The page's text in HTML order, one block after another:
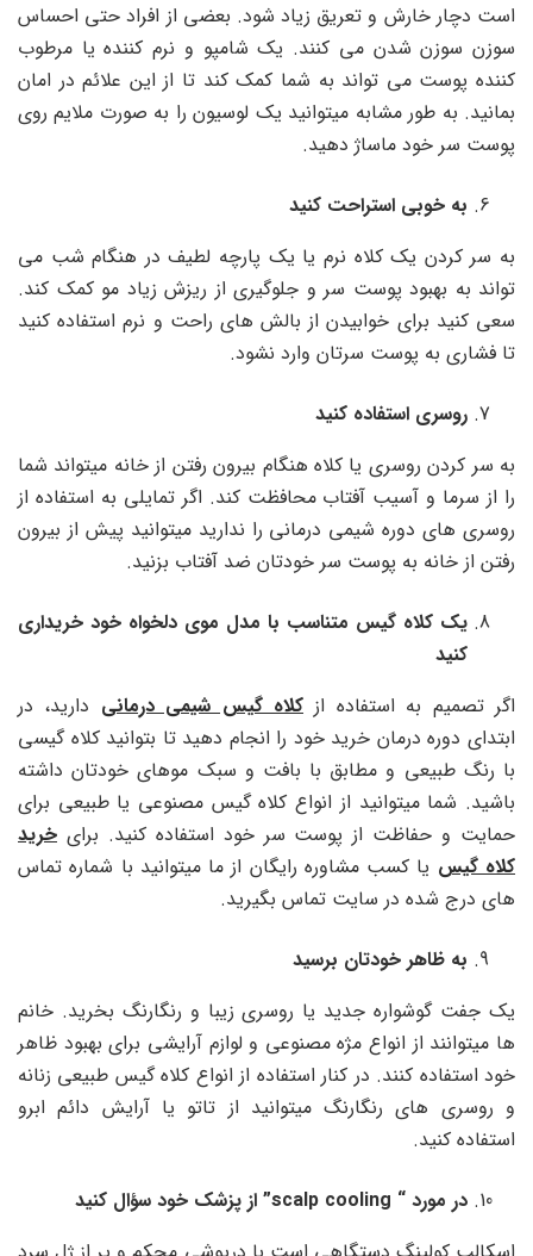
است دچار خارش و تعریق زیاد شود. بعضی از افراد حتی احساس
سوزن سوزن شدن می کنند. یک شامپو و نرم کننده یا مرطوب
کننده پوست می تواند به شما کمک کند تا از این علائم در امان
بمانید. به طور مشابه میتوانید یک لوسیون را به صورت ملایم روی
پوست سر خود ماساژ دهید.
به خوبی استراحت کنید
به سر کردن یک کلاه نرم یا یک پارچه لطیف در هنگام شب می
تواند به بهبود پوست سر و جلوگیری از ریزش زیاد مو کمک کند.
سعی کنید برای خوابیدن از بالش های راحت و نرم استفاده کنید
تا فشاری به پوست سرتان وارد نشود.
روسری استفاده کنید
به سر کردن روسری یا کلاه هنگام بیرون رفتن از خانه میتواند شما
را از سرما و آسیب آفتاب محافظت کند. اگر تمایلی به استفاده از
روسری های دوره شیمی درمانی را ندارید میتوانید پیش از بیرون
رفتن از خانه به پوست سر خودتان ضد آفتاب بزنید.
یک کلاه گیس متناسب با مدل موی دلخواه خود خریداری
کنید
اگر تصمیم به استفاده از کلاه گیس شیمی درمانی دارید، در
ابتدای دوره درمان خرید خود را انجام دهید تا بتوانید کلاه گیسی
با رنگ طبیعی و مطابق با بافت و سبک موهای خودتان داشته
باشید. شما میتوانید از انواع کلاه گیس مصنوعی یا طبیعی برای
حمایت و حفاظت از پوست سر خود استفاده کنید. برای خرید
کلاه گیس یا کسب مشاوره رایگان از ما میتوانید با شماره تماس
های درج شده در سایت تماس بگیرید.
به ظاهر خودتان برسید
یک جفت گوشواره جدید یا روسری زیبا و رنگارنگ بخرید. خانم
ها میتوانند از انواع مژه مصنوعی و لوازم آرایشی برای بهبود ظاهر
خود استفاده کنند. در کنار استفاده از انواع کلاه گیس طبیعی زنانه
و روسری های رنگارنگ میتوانید از تاتو یا آرایش دائم ابرو
استفاده کنید.
در مورد “ scalp cooling” از پزشک خود سؤال کنید